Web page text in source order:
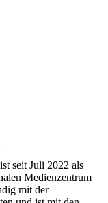
seit Juli 2022 als
Medienzentrum
mit der